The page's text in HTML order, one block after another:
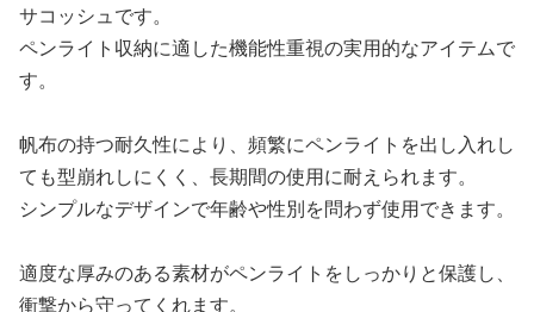
サコッシュです。
ペンライト収納に適した機能性重視の実用的なアイテムで
す。
帆布の持つ耐久性により、頻繁にペンライトを出し入れし
ても型崩れしにくく、長期間の使用に耐えられます。
シンプルなデザインで年齢や性別を問わず使用できます。
適度な厚みのある素材がペンライトをしっかりと保護し、
衝撃から守ってくれます。